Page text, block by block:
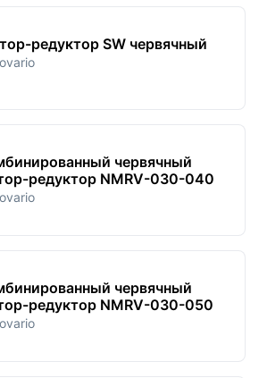
редуктор SW червячный
червячный
редуктор NMRV-030-040
червячный
редуктор NMRV-030-050